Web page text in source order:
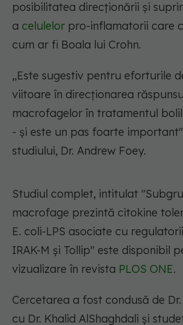
posibilitatea direcționării și
a celulelor pro-inflamatorii care
cum ar fi Boala lui Crohn.
„Este sugestiv pentru eforturile
viitoare în direcționarea
macrofagelor în tratamentul
- și este un pas foarte
studiului, Dr. Andrew Foey.
Studiul complet, intitulat
macrofage prezintă citokine
E. coli-LPS asociate cu
IRAK-M și Tollip" este disponibil
vizualizare în revista PLOS ONE.
Cercetarea a fost condusă de
cu Dr. Khalid AlShaghdali și